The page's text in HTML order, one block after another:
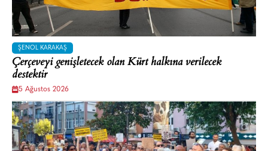
ŞENOL KARAKAŞ
Çerçeveyi genişletecek olan Kürt halkına verilecek
destektir
5 Ağustos 2026